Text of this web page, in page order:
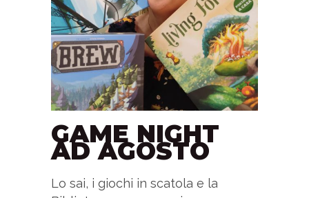
GAME NIGHT
AD AGOSTO
Lo sai, i giochi in scatola e la